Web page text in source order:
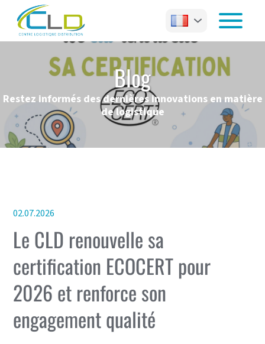
Blog
Restez informés des dernières innovations en matière
de logistique
02.07.2026
Le CLD renouvelle sa
certification ECOCERT pour
2026 et renforce son
engagement qualité